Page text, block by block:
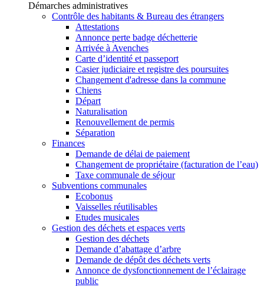
Démarches administratives
Contrôle des habitants & Bureau des étrangers
Attestations
Annonce perte badge déchetterie
Arrivée à Avenches
Carte d’identité et passeport
Casier judiciaire et registre des poursuites
Changement d'adresse dans la commune
Chiens
Départ
Naturalisation
Renouvellement de permis
Séparation
Finances
Demande de délai de paiement
Changement de propriétaire (facturation de l’eau)
Taxe communale de séjour
Subventions communales
Ecobonus
Vaisselles réutilisables
Etudes musicales
Gestion des déchets et espaces verts
Gestion des déchets
Demande d’abattage d’arbre
Demande de dépôt des déchets verts
Annonce de dysfonctionnement de l’éclairage
public